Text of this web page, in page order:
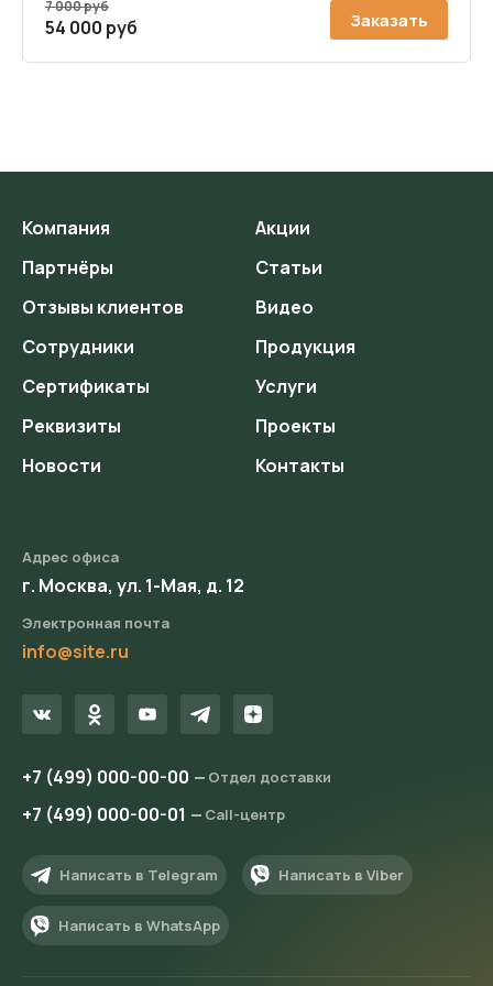
7 000 руб
54 000 руб Заказать
Компания
Партнёры
Отзывы клиентов
Сотрудники
Сертификаты
Реквизиты
Новости
Акции
Статьи
Видео
Продукция
Услуги
Проекты
Контакты
Адрес офиса
г. Москва, ул. 1-Мая, д. 12
Электронная почта
info@site.ru
+7 (499) 000-00-00 Отдел доставки
+7 (499) 000-00-01 Call-центр
Написать в Telegram Написать в Viber
Написать в WhatsApp